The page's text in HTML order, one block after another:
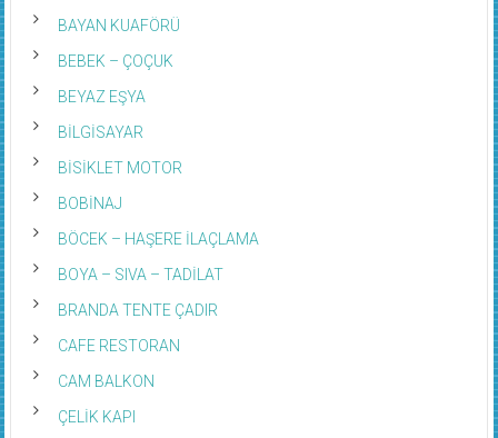
BAYAN KUAFÖRÜ
BEBEK – ÇOÇUK
BEYAZ EŞYA
BİLGİSAYAR
BİSİKLET MOTOR
BOBİNAJ
BÖCEK – HAŞERE İLAÇLAMA
BOYA – SIVA – TADİLAT
BRANDA TENTE ÇADIR
CAFE RESTORAN
CAM BALKON
ÇELİK KAPI